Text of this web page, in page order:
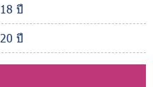
18 ปี
20 ปี